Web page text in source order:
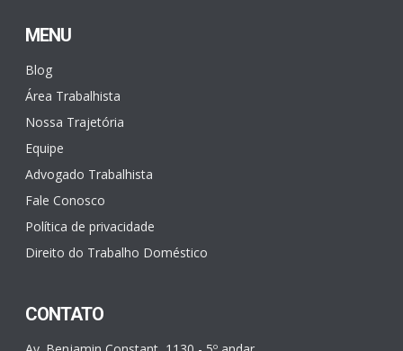
MENU
Blog
Área Trabalhista
Nossa Trajetória
Equipe
Advogado Trabalhista
Fale Conosco
Política de privacidade
Direito do Trabalho Doméstico
CONTATO